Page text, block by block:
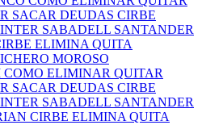
SACAR DEUDAS CIRBE
SABADELL SANTANDER
ELIMINA QUITA
MOROSO
COMO ELIMINAR QUITAR
SACAR DEUDAS CIRBE
SABADELL SANTANDER
CIRBE ELIMINA QUITA